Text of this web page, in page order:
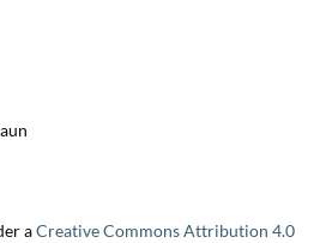
aCreative Commons Attribution 4.0